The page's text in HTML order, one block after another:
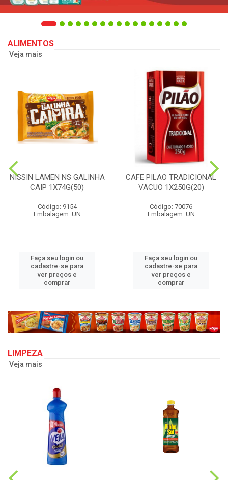
ALIMENTOS
Veja mais
NISSIN LAMEN NS GALINHA
CAIP 1X74G(50)
Código: 9154
Embalagem: UN
Faça seu login ou
cadastre-se para
ver preços e
comprar
CAFE PILAO TRADICIONAL
VACUO 1X250G(20)
Código: 70076
Embalagem: UN
Faça seu login ou
cadastre-se para
ver preços e
comprar
LIMPEZA
Veja mais